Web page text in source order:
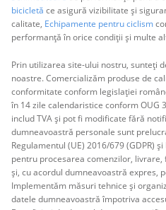
bicicletă ce asigură vizibilitate și
calitate, Echipamente pentru ciclism
performanță în orice condiții și multe
Prin utilizarea site-ului nostru, sunteți
noastre. Comercializăm produse de
conformitate conform legislației
în 14 zile calendaristice conform OUG
includ TVA și pot fi modificate fără
dumneavoastră personale sunt
Regulamentul (UE) 2016/679 (GDPR)
pentru procesarea comenzilor,
și, cu acordul dumneavoastră expres,
Implementăm măsuri tehnice și
datele dumneavoastră împotriva